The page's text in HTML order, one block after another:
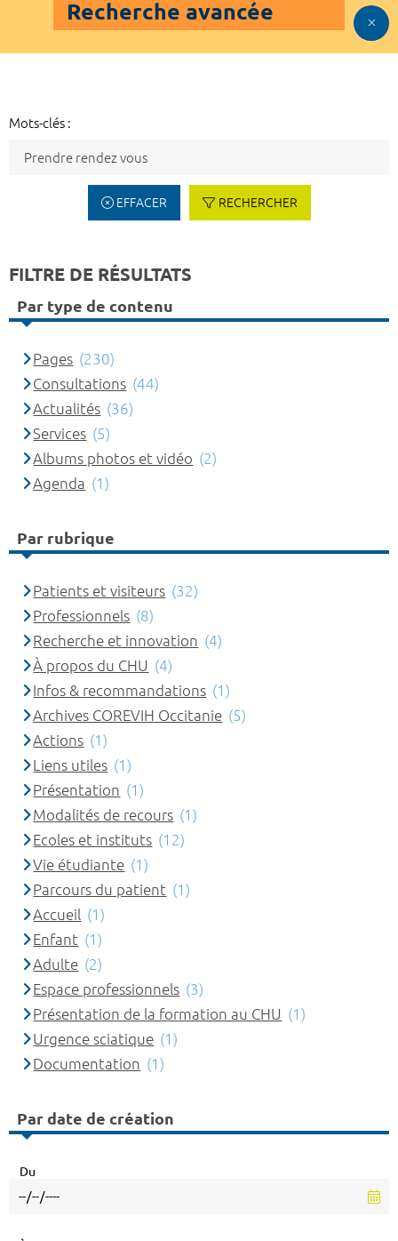
Recherche avancée
Mots-clés :
EFFACER RECHERCHER
FILTRE DE RÉSULTATS
Par type de contenu
Pages (230)
Consultations (44)
Actualités (36)
Services (5)
Albums photos et vidéo (2)
Agenda (1)
Par rubrique
Patients et visiteurs (32)
Professionnels (8)
Recherche et innovation (4)
À propos du CHU (4)
Infos & recommandations (1)
Archives COREVIH Occitanie (5)
Actions (1)
Liens utiles (1)
Présentation (1)
Modalités de recours (1)
Ecoles et instituts (12)
Vie étudiante (1)
Parcours du patient (1)
Accueil (1)
Enfant (1)
Adulte (2)
Espace professionnels (3)
Présentation de la formation au CHU (1)
Urgence sciatique (1)
Documentation (1)
Par date de création
Du